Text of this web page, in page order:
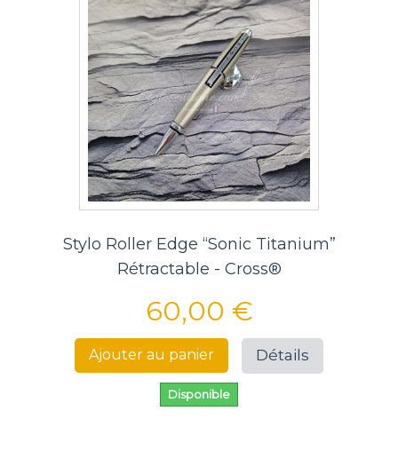
Stylo Roller Edge “Sonic Titanium”
Rétractable - Cross®
60,00 €
Ajouter au panier Détails
Disponible